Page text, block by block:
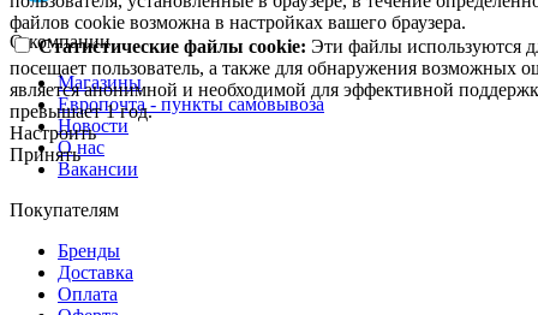
файлов cookie возможна в настройках вашего браузера.
Статистические файлы cookie: Эти файлы используются
посещает пользователь, а также для обнаружения возможных
является анонимной и необходимой для эффективной
превышает 1 год.
Настроить
Принять
О компании
Магазины
Европочта - пункты самовывоза
Новости
О нас
Вакансии
Покупателям
Бренды
Доставка
Оплата